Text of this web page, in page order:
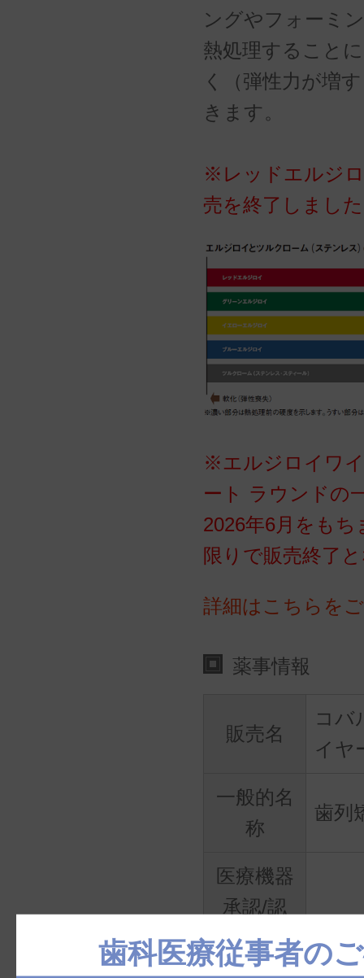
歯科医療従事者の
ングやフォーミ
熱処理すること
く（弾性力が増
きます。
※レッドエルジ
売を終了しまし
※エルジロイワ
ート ラウンドの
2026年6月をも
限りで販売終了
詳細はこちらを
薬事情報
販売名
コバ
イヤ
一般的名
称
歯列
医療機器
承認/認
証/届出番
号